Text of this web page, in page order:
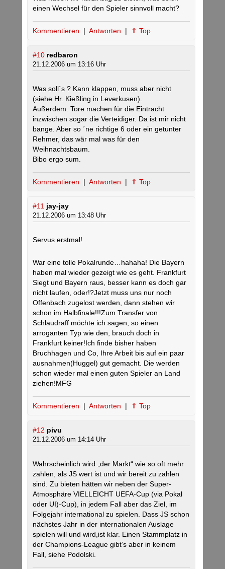
einen Wechsel für den Spieler sinnvoll macht?
Kommentieren | Antworten | ⇑ Top
#10 redbaron
21.12.2006 um 13:16 Uhr
Was soll´s ? Kann klappen, muss aber nicht
(siehe Hr. Kießling in Leverkusen).
Außerdem: Tore machen für die Eintracht
inzwischen sogar die Verteidiger. Da ist mir nicht
bange. Aber so ´ne richtige 6 oder ein getunter
Rehmer, das wär mal was für den
Weihnachtsbaum.
Bibo ergo sum.
Kommentieren | Antworten | ⇑ Top
#11 jay-jay
21.12.2006 um 13:48 Uhr
Servus erstmal!
War eine tolle Pokalrunde…hahaha! Die Bayern
haben mal wieder gezeigt wie es geht. Frankfurt
Siegt und Bayern raus, besser kann es doch gar
nicht laufen, oder!?Jetzt muss uns nur noch
Offenbach zugelost werden, dann stehen wir
schon im Halbfinale!!!Zum Transfer von
Schlaudraff möchte ich sagen, so einen
arroganten Typ wie den, brauch doch in
Frankfurt keiner!Ich finde bisher haben
Bruchhagen und Co, Ihre Arbeit bis auf ein paar
ausnahmen(Huggel) gut gemacht. Die werden
schon wieder mal einen guten Spieler an Land
ziehen!MFG
Kommentieren | Antworten | ⇑ Top
#12 pivu
21.12.2006 um 14:14 Uhr
Wahrscheinlich wird „der Markt“ wie so oft mehr
zahlen, als JS wert ist und wir bereit zu zahlen
sind. Zu bieten hätten wir neben der Super-
Atmosphäre VIELLEICHT UEFA-Cup (via Pokal
oder UI)-Cup), in jedem Fall aber das Ziel, im
Folgejahr international zu spielen. Dass JS schon
nächstes Jahr in der internationalen Auslage
spielen will und wird,ist klar. Einen Stammplatz in
der Champions-League gibt’s aber in keinem
Fall, siehe Podolski.